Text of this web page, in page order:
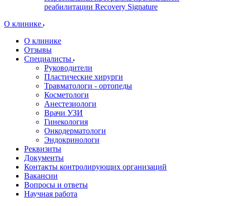
реабилитации Recovery Signature
O клинике
О клинике
Отзывы
Специалисты
Руководители
Пластические хирурги
Травматологи - ортопеды
Косметологи
Анестезиологи
Врачи УЗИ
Гинекология
Онкодерматологи
Эндокринологи
Реквизиты
Документы
Контакты контролирующих организаций
Вакансии
Вопросы и ответы
Научная работа